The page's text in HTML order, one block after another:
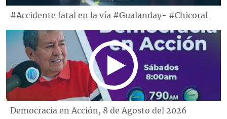
#Accidente fatal en la vía #Gualanday- #Chicoral
Democracia en Acción, 8 de Agosto del 2026